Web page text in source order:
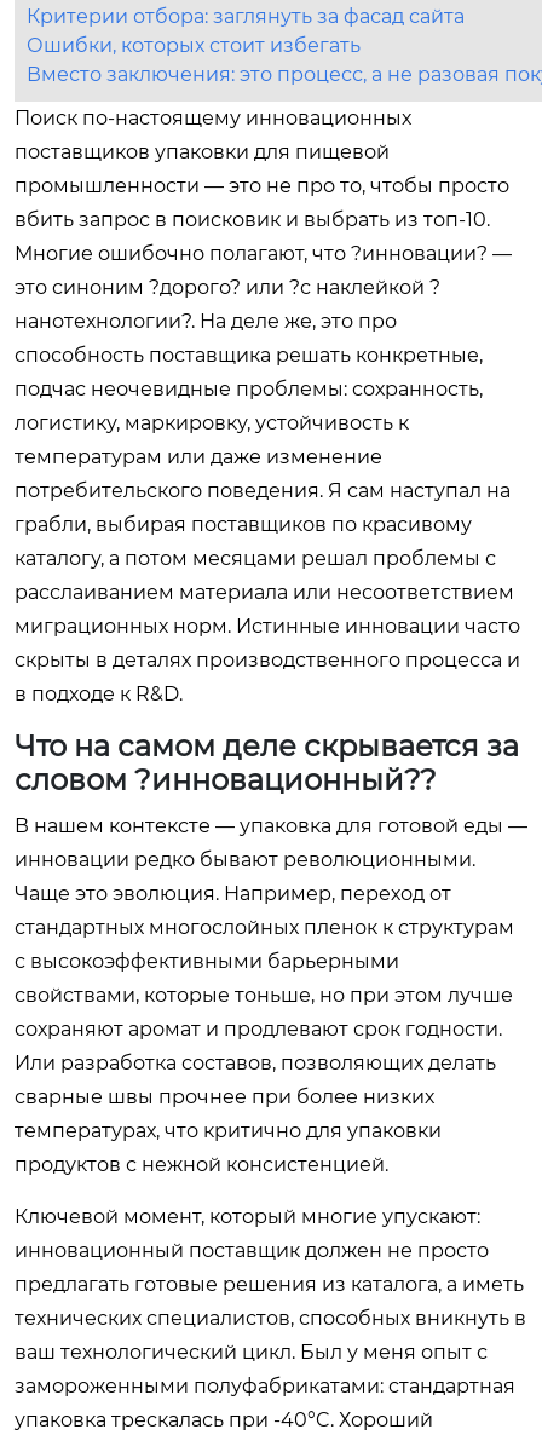
Критерии отбора: заглянуть за фасад сайта
Ошибки, которых стоит избегать
Вместо заключения: это процесс, а не разовая
Поиск по-настоящему инновационных
поставщиков упаковки для пищевой
промышленности — это не про то, чтобы просто
вбить запрос в поисковик и выбрать из топ-10.
Многие ошибочно полагают, что ?инновации? —
это синоним ?дорого? или ?с наклейкой ?
нанотехнологии?. На деле же, это про
способность поставщика решать конкретные,
подчас неочевидные проблемы: сохранность,
логистику, маркировку, устойчивость к
температурам или даже изменение
потребительского поведения. Я сам наступал на
грабли, выбирая поставщиков по красивому
каталогу, а потом месяцами решал проблемы с
расслаиванием материала или несоответствием
миграционных норм. Истинные инновации часто
скрыты в деталях производственного процесса и
в подходе к R&D.
Что на самом деле скрывается за
словом ?инновационный??
В нашем контексте — упаковка для готовой еды —
инновации редко бывают революционными.
Чаще это эволюция. Например, переход от
стандартных многослойных пленок к структурам
с высокоэффективными барьерными
свойствами, которые тоньше, но при этом лучше
сохраняют аромат и продлевают срок годности.
Или разработка составов, позволяющих делать
сварные швы прочнее при более низких
температурах, что критично для упаковки
продуктов с нежной консистенцией.
Ключевой момент, который многие упускают:
инновационный поставщик должен не просто
предлагать готовые решения из каталога, а иметь
технических специалистов, способных вникнуть в
ваш технологический цикл. Был у меня опыт с
замороженными полуфабрикатами: стандартная
упаковка трескалась при -40°C. Хороший